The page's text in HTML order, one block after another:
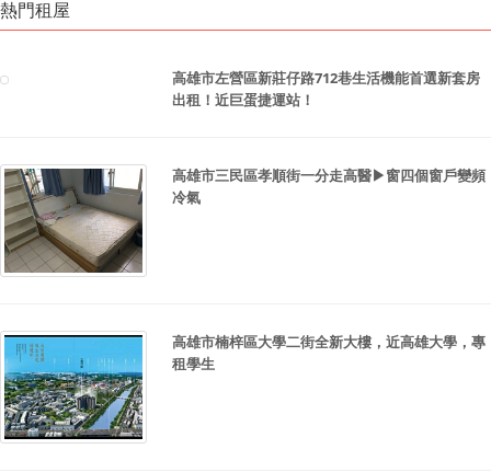
熱門租屋
高雄市左營區新莊仔路712巷生活機能首選新套房
出租！近巨蛋捷運站！
高雄市三民區孝順街一分走高醫▶窗四個窗戶變頻
冷氣
高雄市楠梓區大學二街全新大樓，近高雄大學，專
租學生